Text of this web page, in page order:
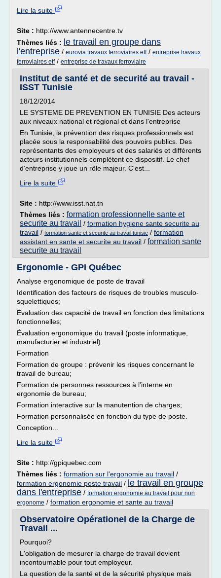
Lire la suite
Site : http://www.antennecentre.tv
Thèmes liés : le travail en groupe dans
l'entreprise / eurovia travaux ferroviaires etf/ entreprise travaux
ferroviaires etf/ entreprise de travaux ferroviaire
Institut de santé et de securité au travail -
ISST Tunisie
18/12/2014
LE SYSTEME DE PREVENTION EN TUNISIE Des acteurs
aux niveaux national et régional et dans l'entreprise
En Tunisie, la prévention des risques professionnels est
placée sous la responsabilité des pouvoirs publics. Des
représentants des employeurs et des salariés et différents
acteurs institutionnels complètent ce dispositif. Le chef
d'entreprise y joue un rôle majeur. C'est...
Lire la suite
Site : http://www.isst.nat.tn
Thèmes liés : formation professionnelle sante et
securite au travail / formation hygiene sante securite au
travail / formation sante et securite au travail tunisie / formation
assistant en sante et securite au travail / formation sante
securite au travail
Ergonomie - GPI Québec
Analyse ergonomique de poste de travail
Identification des facteurs de risques de troubles musculo-
squelettiques;
Évaluation des capacité de travail en fonction des limitations
fonctionnelles;
Évaluation ergonomique du travail (poste informatique,
manufacturier et industriel).
Formation
Formation de groupe : prévenir les risques concernant le
travail de bureau;
Formation de personnes ressources à l'interne en
ergonomie de bureau;
Formation interactive sur la manutention de charges;
Formation personnalisée en fonction du type de poste.
Conception...
Lire la suite
Site : http://gpiquebec.com
Thèmes liés : formation sur l'ergonomie au travail /
formation ergonomie poste travail / le travail en groupe
dans l'entreprise / formation ergonomie au travail pour non
ergonome / formation ergonomie et sante au travail
Observatoire Opérationel de la Charge de
Travail ...
Pourquoi?
L'obligation de mesurer la charge de travail devient
incontournable pour tout employeur.
La question de la santé et de la sécurité physique mais